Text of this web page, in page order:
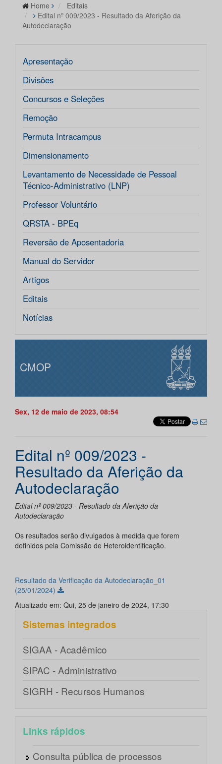
Home
Editais
Edital nº 009/2023 - Resultado da Aferição da
Autodeclaração
Apresentação
Divisões
Concursos e Seleções
Remoção
Permuta Intracampus
Dimensionamento
Levantamento de Necessidade de Pessoal
Técnico-Administrativo (LNP)
Professor Voluntário
QRSTA - BPEq
Reversão de Aposentadoria
Manual do Servidor
Artigos
Editais
Notícias
CMOP
Sex, 12 de maio de 2023, 08:54
Edital nº 009/2023 -
Resultado da Aferição da
Autodeclaração
Edital nº 009/2023 - Resultado da Aferição da
Autodeclaração
Os resultados serão divulgados à medida que forem
definidos pela Comissão de Heteroidentificação.
Resultado da Verificação da Autodeclaração_01
(25/01/2024)
Atualizado em: Qui, 25 de janeiro de 2024, 17:30
Sistemas integrados
SIGAA - Acadêmico
SIPAC - Administrativo
SIGRH - Recursos Humanos
Links rápidos
Consulta pública de processos